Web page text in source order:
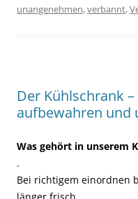
unangenehmen,verbannt,
Der Kühlschrank
aufbewahren und
Was gehört in unserem
.
Bei richtigem einordnen